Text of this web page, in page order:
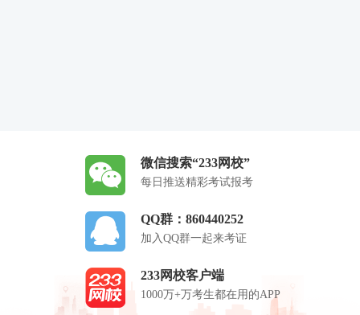
微信搜索“233网校”
每日推送精彩考试报考
QQ群：860440252
加入QQ群一起来考证
233网校客户端
1000万+万考生都在用的APP